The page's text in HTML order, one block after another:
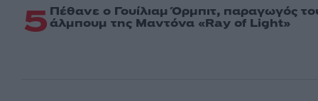
5 Πέθανε ο Γουίλιαμ Όρμπιτ, παραγωγός
άλμπουμ της Μαντόνα «Ray of Light»